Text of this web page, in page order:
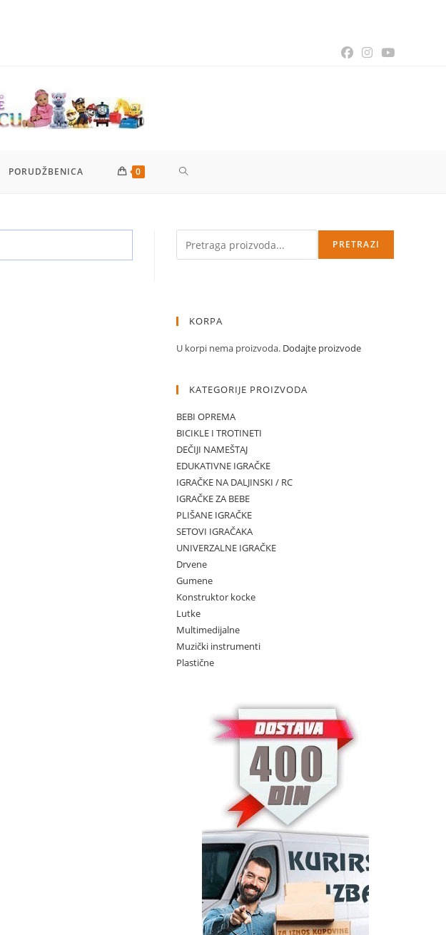
PORUDŽBENICA 0 TOGGLE
SEARCH
PRETRAZI
KORPA
U korpi nema proizvoda. Dodajte proizvode
KATEGORIJE PROIZVODA
BEBI OPREMA
BICIKLE I TROTINETI
DEČIJI NAMEŠTAJ
EDUKATIVNE IGRAČKE
IGRAČKE NA DALJINSKI / RC
IGRAČKE ZA BEBE
PLIŠANE IGRAČKE
SETOVI IGRAČAKA
UNIVERZALNE IGRAČKE
Drvene
Gumene
Konstruktor kocke
Lutke
Multimedijalne
Muzički instrumenti
Plastične